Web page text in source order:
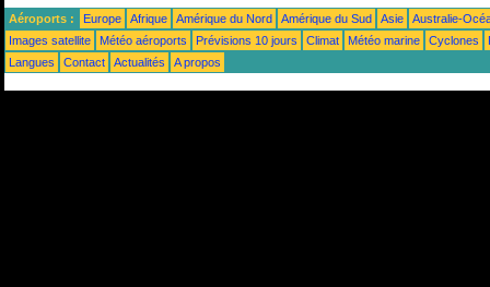
Aéroports : Europe Afrique Amérique du Nord Amérique du Sud Asie
Australie-
Images satellite
Météo aéroports Prévisions 10 jours Climat Météo marine Cyclones
Langues
Contact Actualités A propos